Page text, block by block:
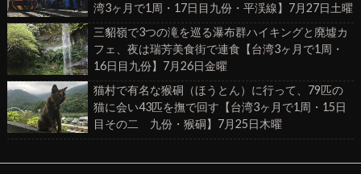
湾3ヶ月で1周・17日目九份・平渓線】7月27日土曜
三貂嶺で3つの滝を巡る瀑布群ハイキングと廃墟カ
フェ、夜は瑞芳美食街で連食【台湾3ヶ月で1周・
16日目九份】7月26日金曜
猫村で有名な猴硐（ほうとん）に行って、79匹の
猫に会い43匹を撫で回す【台湾3ヶ月で1周・15日
目その二 九份・猴硐】7月25日木曜